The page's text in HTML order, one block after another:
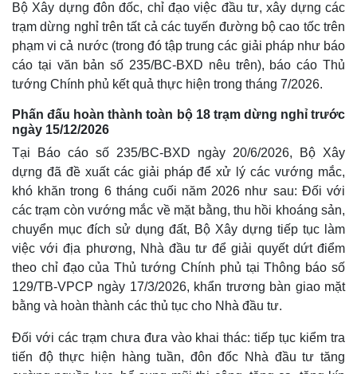
Thế giới
Quan sát
Cuộc sống đó đây
Hồ sơ
Multimedia
Video
Ảnh
E-Magazine
Bộ Xây dựng đôn đốc, chỉ đạo việc đầu tư, xây dựng các
trạm dừng nghỉ trên tất cả các tuyến đường bộ cao tốc trên
phạm vi cả nước (trong đó tập trung các giải pháp như báo
cáo tại văn bản số 235/BC-BXD nêu trên), báo cáo Thủ
tướng Chính phủ kết quả thực hiện trong tháng 7/2026.
Phấn đấu hoàn thành toàn bộ 18 trạm dừng nghỉ trước
ngày 15/12/2026
Tại Báo cáo số 235/BC-BXD ngày 20/6/2026, Bộ Xây
dựng đã đề xuất các giải pháp để xử lý các vướng mắc,
khó khăn trong 6 tháng cuối năm 2026 như sau: Đối với
các trạm còn vướng mắc về mặt bằng, thu hồi khoáng sản,
chuyển mục đích sử dụng đất, Bộ Xây dựng tiếp tục làm
việc với địa phương, Nhà đầu tư để giải quyết dứt điểm
theo chỉ đạo của Thủ tướng Chính phủ tại Thông báo số
129/TB-VPCP ngày 17/3/2026, khẩn trương bàn giao mặt
bằng và hoàn thành các thủ tục cho Nhà đầu tư.
Đối với các trạm chưa đưa vào khai thác: tiếp tục kiểm tra
tiến độ thực hiện hàng tuần, đôn đốc Nhà đầu tư tăng